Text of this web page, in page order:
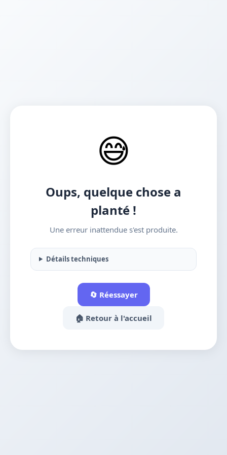
😅
Oups, quelque chose a
planté !
Une erreur inattendue s'est produite.
Détails techniques
🔄 Réessayer
🏠 Retour à l'accueil